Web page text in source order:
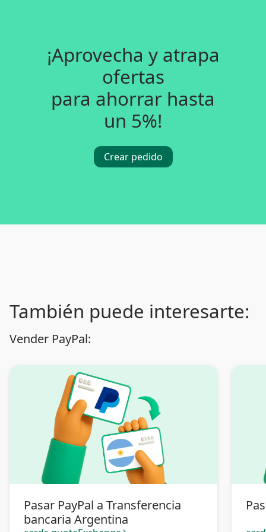
¡Aprovecha y atrapa
ofertas
para ahorrar hasta
un 5%!
Crear pedido
También puede interesarte:
Vender PayPal:
Pasar PayPal a Transferencia
bancaria Argentina